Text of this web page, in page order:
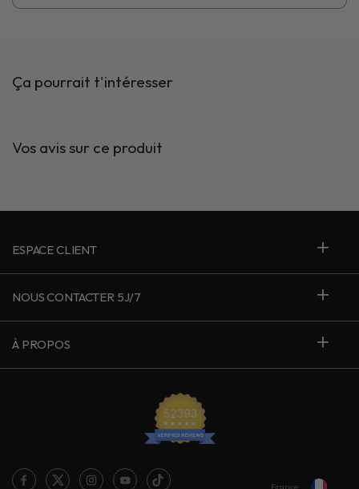
Ça pourrait t'intéresser
Vos avis sur ce produit
ESPACE CLIENT
NOUS CONTACTER 5J/7
À PROPOS